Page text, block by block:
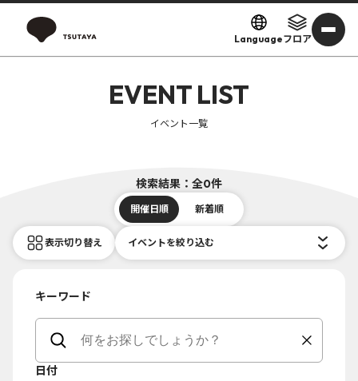
Languageフロア
EVENT LIST
イベント一覧
検索結果：全0件
開催日順 新着順
表示切り替え イベントを絞り込む
キーワード
日付